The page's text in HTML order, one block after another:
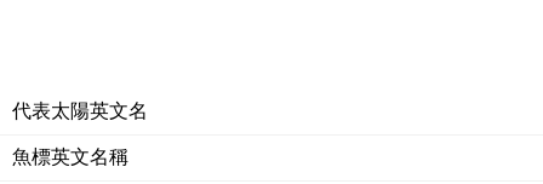
代表太陽英文名
魚標英文名稱